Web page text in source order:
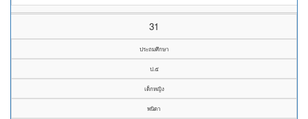
31
ประถมศึกษา
ป.๕
เด็กหญิง
พนิดา